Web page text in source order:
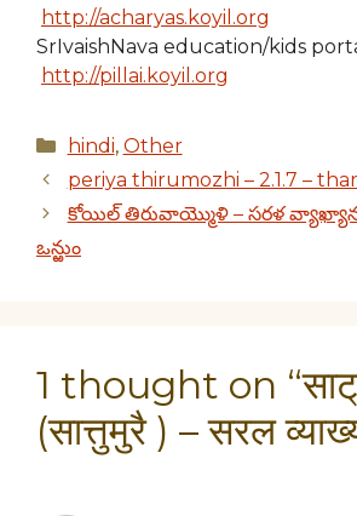
http://acharyas.koyil.org
SrIvaishNava education/kids
http://pillai.koyil.org
Categories
hindi, Other
periya thirumozhi – 2.1.7 –
కోయిల్ తిరువాయ్మొళి – సరళ
ఒన్ఱుం
1 thought on
(सात्तुमुरै ) – सरल